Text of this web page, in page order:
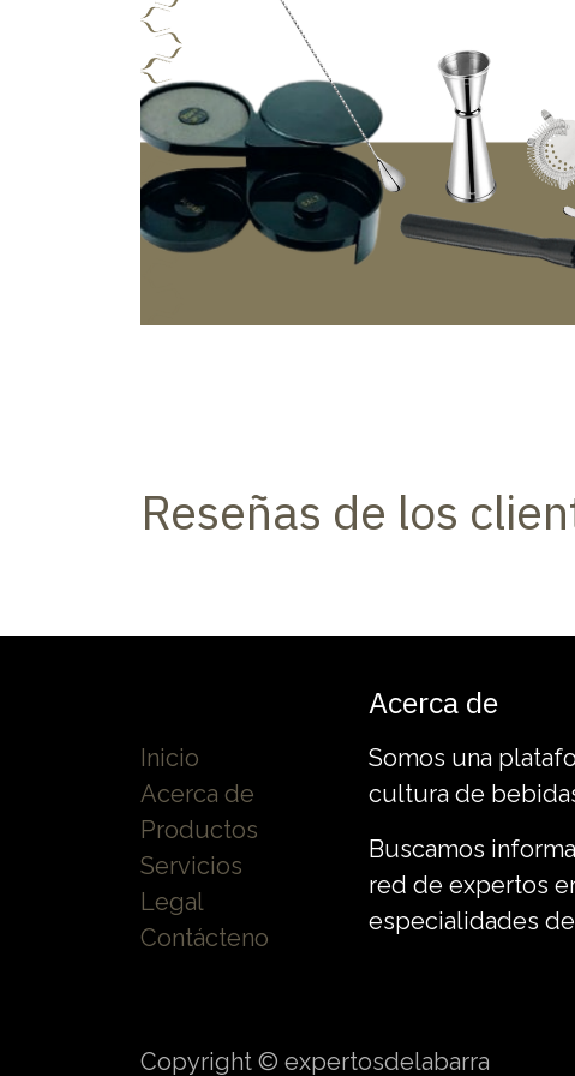
Reseñas de los
Inicio
Acerca de
Productos
Servicios
Legal
Contácteno
Acerca de
Somos una
cultura de
Buscamos
red de expertos
especialidades
Copyright © expertosdelabarra